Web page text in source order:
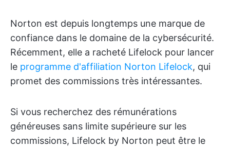
Norton est depuis longtemps une marque de
confiance dans le domaine de la cybersécurité.
Récemment, elle a racheté Lifelock pour lancer
le programme d'affiliation Norton Lifelock, qui
promet des commissions très intéressantes.
Si vous recherchez des rémunérations
généreuses sans limite supérieure sur les
commissions, Lifelock by Norton peut être le